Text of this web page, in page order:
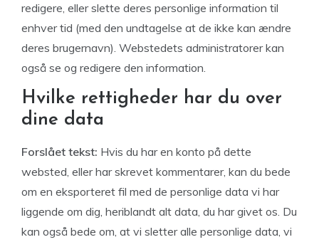
redigere, eller slette deres personlige information til
enhver tid (med den undtagelse at de ikke kan ændre
deres brugernavn). Webstedets administratorer kan
også se og redigere den information.
Hvilke rettigheder har du over
dine data
Forslået tekst: Hvis du har en konto på dette
websted, eller har skrevet kommentarer, kan du bede
om en eksporteret fil med de personlige data vi har
liggende om dig, heriblandt alt data, du har givet os. Du
kan også bede om, at vi sletter alle personlige data, vi